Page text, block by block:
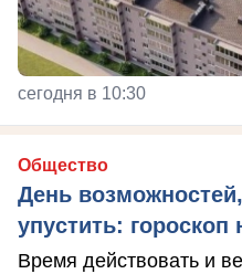
сегодня в 10:30
Общество
День
упустить: гороскоп
Время действовать и